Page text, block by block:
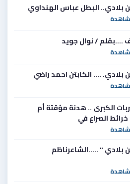
البطل عباس الهنداوي
/ نوال جويد
.... الكابتن احمد راضي
الكبرى .. هدنة مؤقتة أم
الصراع في
" .....الشاعرناظم